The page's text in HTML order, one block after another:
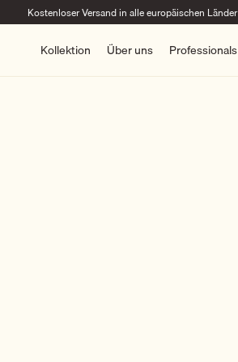
Kostenloser Versand in alle europäischen Länder
Kollektion Über uns Professionals